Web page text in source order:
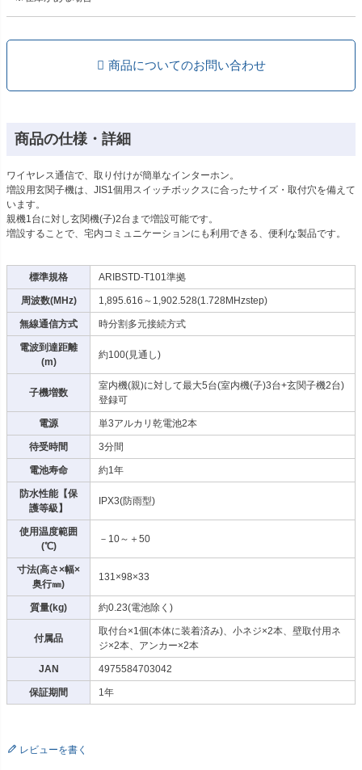
商品についてのお問い合わせ
商品の仕様・詳細
ワイヤレス通信で、取り付けが簡単なインターホン。
増設用玄関子機は、JIS1個用スイッチボックスに合ったサイズ・取付穴を備えて
います。
親機1台に対し玄関機(子)2台まで増設可能です。
増設することで、宅内コミュニケーションにも利用できる、便利な製品です。
標準規格 ARIBSTD-T101準拠
周波数(MHz) 1,895.616～1,902.528(1.728MHzstep)
無線通信方式 時分割多元接続方式
電波到達距離
(m)
約100(見通し)
子機増数
室内機(親)に対して最大5台(室内機(子)3台+玄関子機2台)
登録可
電源 単3アルカリ乾電池2本
待受時間 3分間
電池寿命 約1年
防水性能【保
護等級】
IPX3(防雨型)
使用温度範囲
(℃)
－10～＋50
寸法(高さ×幅×
奥行㎜)
131×98×33
質量(kg) 約0.23(電池除く)
付属品
取付台×1個(本体に装着済み)、小ネジ×2本、壁取付用ネ
ジ×2本、アンカー×2本
JAN 4975584703042
保証期間 1年
レビューを書く